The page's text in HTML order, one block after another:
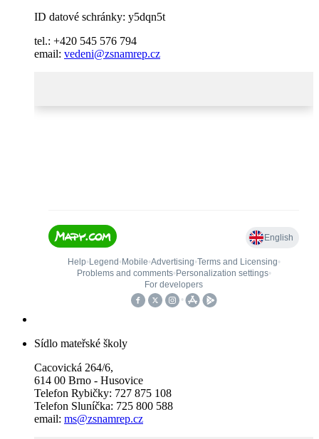
ID datové schránky: y5dqn5t
tel.: +420 545 576 794
email: vedeni@zsnamrep.cz
Sídlo mateřské školy
Cacovická 264/6,
614 00 Brno - Husovice
Telefon Rybičky: 727 875 108
Telefon Sluníčka: 725 800 588
email: ms@zsnamrep.cz